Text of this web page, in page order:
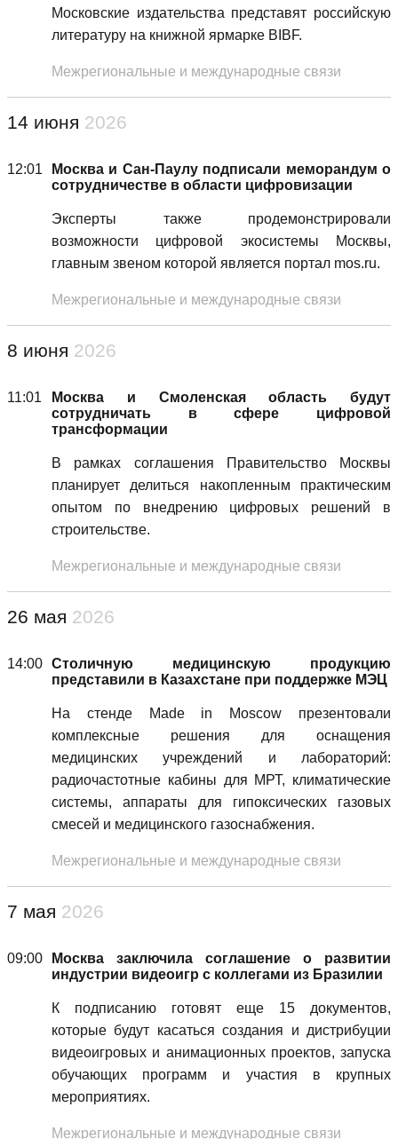
Московские издательства представят российскую
литературу на книжной ярмарке BIBF.
Межрегиональные и международные связи
14 июня 2026
12:01
Москва и Сан-Паулу подписали меморандум о
сотрудничестве в области цифровизации
Эксперты также продемонстрировали
возможности цифровой экосистемы Москвы,
главным звеном которой является портал mos.ru.
Межрегиональные и международные связи
8 июня 2026
11:01
Москва и Смоленская область будут
сотрудничать в сфере цифровой
трансформации
В рамках соглашения Правительство Москвы
планирует делиться накопленным практическим
опытом по внедрению цифровых решений в
строительстве.
Межрегиональные и международные связи
26 мая 2026
14:00 Столичную медицинскую продукцию
представили в Казахстане при поддержке МЭЦ
На стенде Made in Moscow презентовали
комплексные решения для оснащения
медицинских учреждений и лабораторий:
радиочастотные кабины для МРТ, климатические
системы, аппараты для гипоксических газовых
смесей и медицинского газоснабжения.
Межрегиональные и международные связи
7 мая 2026
09:00
Москва заключила соглашение о развитии
индустрии видеоигр с коллегами из Бразилии
К подписанию готовят еще 15 документов,
которые будут касаться создания и дистрибуции
видеоигровых и анимационных проектов, запуска
обучающих программ и участия в крупных
мероприятиях.
Межрегиональные и международные связи